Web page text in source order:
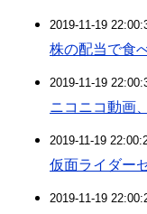
2019-11-19
株の配当で食
2019-11-19
ニコニコ動画
2019-11-19
仮面ライダー
2019-11-19